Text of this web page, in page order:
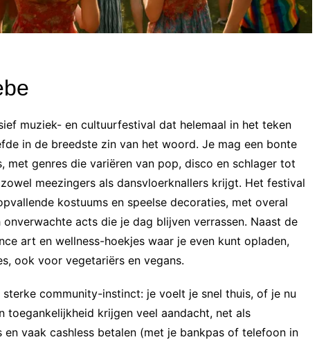
muziek- en cultuurfestival dat helemaal in het teken
in de breedste zin van het woord. Je mag een bonte
met genres die variëren van pop, disco en schlager tot
meezingers als dansvloerknallers krijgt. Het festival
kostuums en speelse decoraties, met overal
acts die je dag blijven verrassen. Naast de
art en wellness-hoekjes waar je even kunt opladen,
ook voor vegetariërs en vegans.
community-instinct: je voelt je snel thuis, of je nu
toegankelijkheid krijgen veel aandacht, net als
vaak cashless betalen (met je bankpas of telefoon in